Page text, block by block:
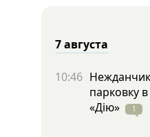
7 августа
10:46
парковку
«Дію»
1